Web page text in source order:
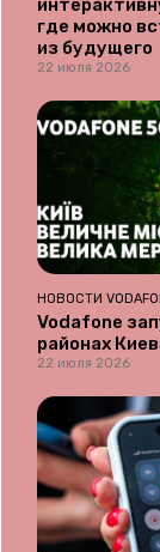
где можно
из будущего
22 июля 2026
НОВОСТИ
Vodafone
районах
22 июля 2026